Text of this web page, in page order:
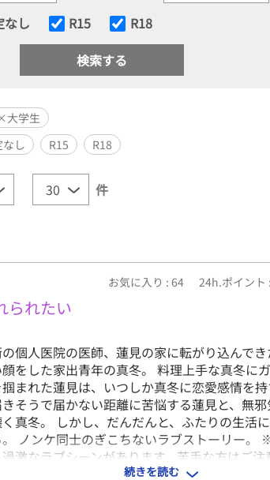
なし R15 R18
大学生
なし R15 R18
件
お気に入り : 64 24h.ポイント
られたい
個人医院の医師、蓮見の家に転がり込んで
顔をした家出青年の真冬。 料理上手な真冬に
まれた蓮見は、いつしか真冬に恋愛感情を持
そうで届かない距離に苦悩する蓮見と、無
真冬。 しかし、だんだんと、ふたりの生活
。 ノンケ同士のぎこちないラブストーリー。
過激なラブシーンがあります。苦手な方はご注
続きを読む